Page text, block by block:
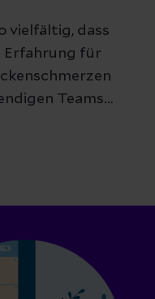
vielfältig, dass
Erfahrung für
Teams